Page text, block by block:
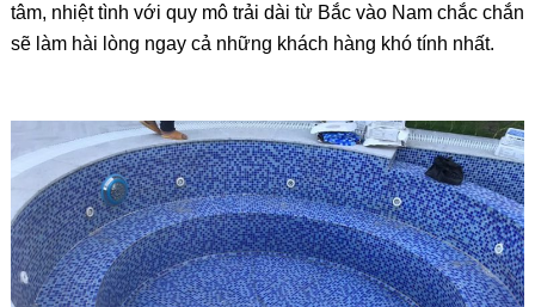
tâm, nhiệt tình với quy mô trải dài từ Bắc vào Nam chắc chắn
sẽ làm hài lòng ngay cả những khách hàng khó tính nhất.